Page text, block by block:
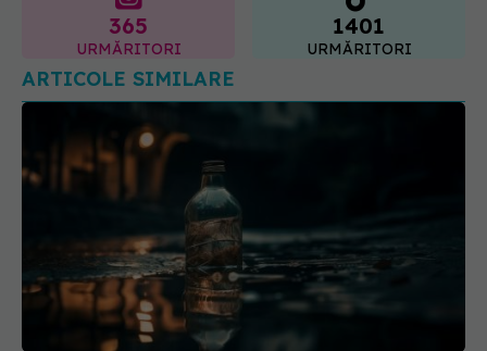
365
URMĂRITORI
1401
URMĂRITORI
ARTICOLE SIMILARE